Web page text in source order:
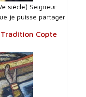
siècle) Seigneur
je puisse partager
Copte